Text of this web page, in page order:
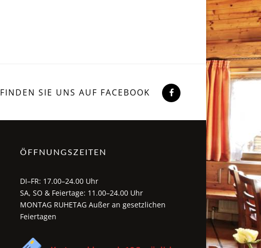
FINDEN SIE UNS AUF FACEBOOK
ÖFFNUNGSZEITEN
DI–FR: 17.00–24.00 Uhr
SA, SO & Feiertage: 11.00–24.00 Uhr
MONTAG RUHETAG Außer an gesetzlichen
Feiertagen